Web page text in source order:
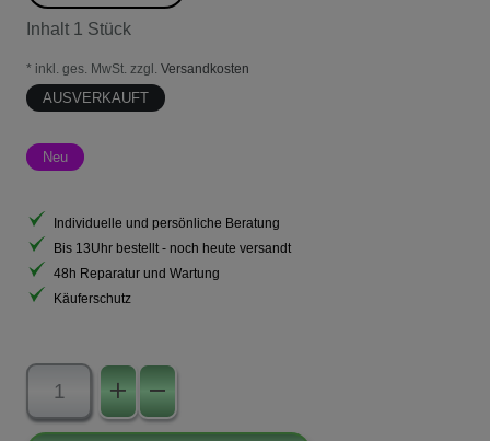
Inhalt 1 Stück
* inkl. ges. MwSt. zzgl. Versandkosten
AUSVERKAUFT
Neu
Individuelle und persönliche Beratung
Bis 13Uhr bestellt - noch heute versandt
48h Reparatur und Wartung
Käuferschutz